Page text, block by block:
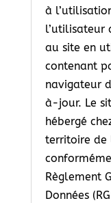
à
l’utilisateur
au site en
contenant
navigateur
à-jour. Le
hébergé
territoire de
Règlement
Données